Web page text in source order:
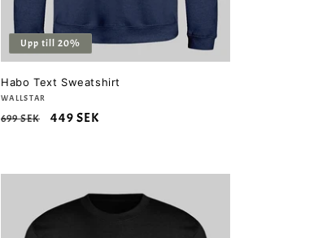
Upp till 20%
Habo Text Sweatshirt
Säljare:
WALLSTAR
Ordinarie
699 SEK Försäljningspris
449 SEK